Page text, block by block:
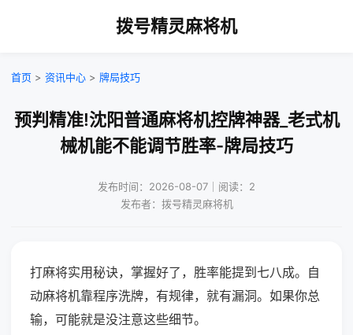
拨号精灵麻将机
首页 > 资讯中心 > 牌局技巧
预判精准!沈阳普通麻将机控牌神器_老式机
械机能不能调节胜率-牌局技巧
发布时间：2026-08-07｜阅读：2
发布者：拨号精灵麻将机
打麻将实用秘诀，掌握好了，胜率能提到七八成。自
动麻将机靠程序洗牌，有规律，就有漏洞。如果你总
输，可能就是没注意这些细节。